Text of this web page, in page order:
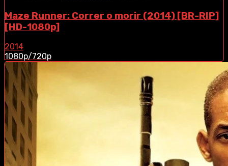
Maze Runner: Correr o morir (2014) [BR-RIP]
[HD-1080p]
2014
1080p/720p